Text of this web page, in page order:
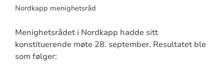
Nordkapp menighetsråd
Menighetsrådet i Nordkapp hadde sitt
konstituerende møte 28. september. Resultatet ble
som følger: